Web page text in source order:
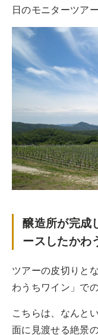
日のモニターツア
醸造所が完成
ースしたかわ
ツアーの皮切りと
わうちワイン」で
こちらは、なんと
面に見渡せる絶景